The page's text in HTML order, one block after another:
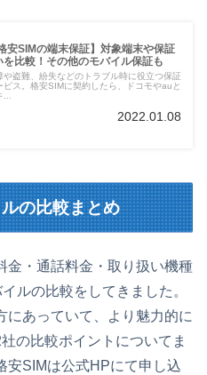
安SIMの端末保証】対象端末や保証
を比較！その他のモバイル保証も
や盗難、紛失などのトラブル時に役立つ保証
ビス。格安SIMに契約したら、ドコモやauと
...
2022.01.08
の比較まとめ
金・通話料金・取り扱い機種
ルの比較をしてきました。
にあっていて、より魅力的に
の比較ポイントについてま
安SIMは公式HPにて申し込